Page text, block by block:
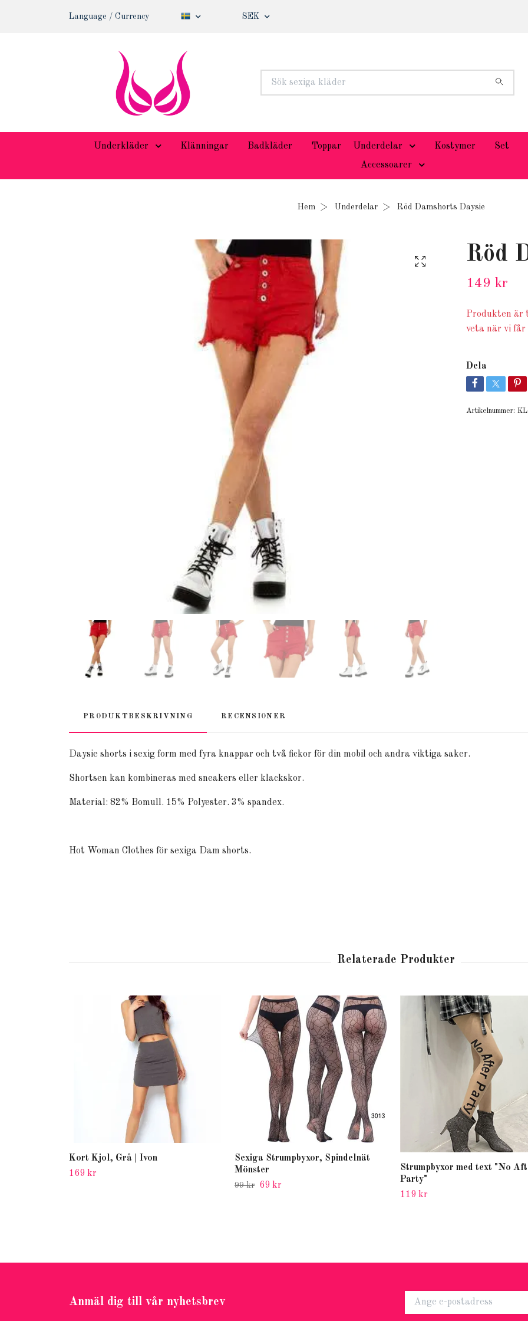
Language / Currency SEK
Underkläder Klänningar Badkläder Toppar Underdelar Kostymer Set
Accessoarer
Hem Underdelar Röd Damshorts Daysie
Röd
149 kr
Produkten är
veta när vi får
Dela
Artikelnummer:
PRODUKTBESKRIVNING RECENSIONER
Daysie shorts i sexig form med fyra knappar och två fickor för din mobil och andra viktiga saker.
Shortsen kan kombineras med sneakers eller klackskor.
Material: 82% Bomull. 15% Polyester. 3% spandex.
Hot Woman Clothes för sexiga Dam shorts.
Kort Kjol, Grå | Ivon
169 kr
Sexiga Strumpbyxor, Spindelnät
Mönster
99 kr 69 kr
Strumpbyxor med text "No
Party"
119 kr
Anmäl dig till vår nyhetsbrev